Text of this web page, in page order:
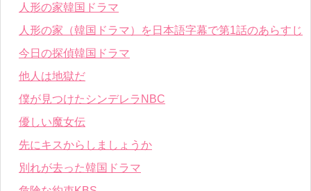
人形の家韓国ドラマ
人形の家（韓国ドラマ）を日本語字幕で第1話のあらすじ
今日の探偵韓国ドラマ
他人は地獄だ
僕が見つけたシンデレラNBC
優しい魔女伝
先にキスからしましょうか
別れが去った韓国ドラマ